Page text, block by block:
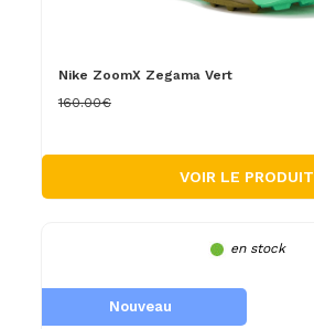
Nike ZoomX Zegama Vert
160.00€
VOIR LE PRODUIT
en stock
Nouveau